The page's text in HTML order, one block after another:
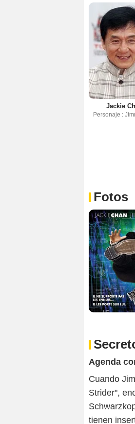
Jackie
Personaje :
Fotos
Agenda
Cuando
Strider",
tienen